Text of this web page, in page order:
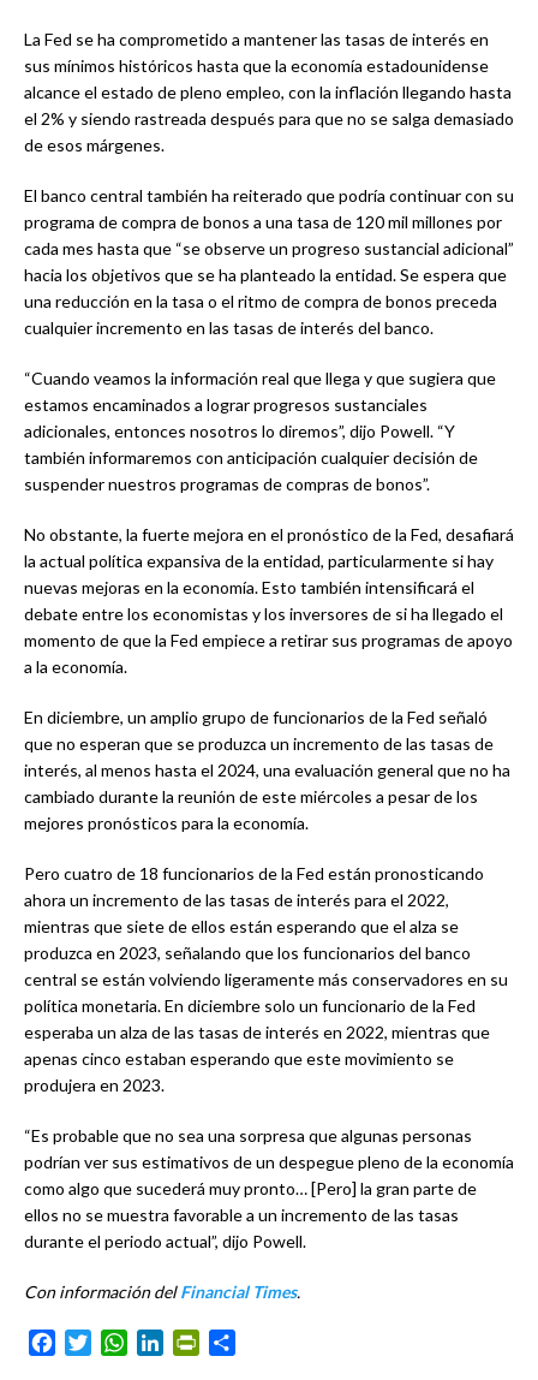
La Fed se ha comprometido a mantener las tasas de interés en
sus mínimos históricos hasta que la economía estadounidense
alcance el estado de pleno empleo, con la inflación llegando hasta
el 2% y siendo rastreada después para que no se salga demasiado
de esos márgenes.
El banco central también ha reiterado que podría continuar con su
programa de compra de bonos a una tasa de 120 mil millones por
cada mes hasta que “se observe un progreso sustancial adicional”
hacia los objetivos que se ha planteado la entidad. Se espera que
una reducción en la tasa o el ritmo de compra de bonos preceda
cualquier incremento en las tasas de interés del banco.
“Cuando veamos la información real que llega y que sugiera que
estamos encaminados a lograr progresos sustanciales
adicionales, entonces nosotros lo diremos”, dijo Powell. “Y
también informaremos con anticipación cualquier decisión de
suspender nuestros programas de compras de bonos”.
No obstante, la fuerte mejora en el pronóstico de la Fed, desafiará
la actual política expansiva de la entidad, particularmente si hay
nuevas mejoras en la economía. Esto también intensificará el
debate entre los economistas y los inversores de si ha llegado el
momento de que la Fed empiece a retirar sus programas de apoyo
a la economía.
En diciembre, un amplio grupo de funcionarios de la Fed señaló
que no esperan que se produzca un incremento de las tasas de
interés, al menos hasta el 2024, una evaluación general que no ha
cambiado durante la reunión de este miércoles a pesar de los
mejores pronósticos para la economía.
Pero cuatro de 18 funcionarios de la Fed están pronosticando
ahora un incremento de las tasas de interés para el 2022,
mientras que siete de ellos están esperando que el alza se
produzca en 2023, señalando que los funcionarios del banco
central se están volviendo ligeramente más conservadores en su
política monetaria. En diciembre solo un funcionario de la Fed
esperaba un alza de las tasas de interés en 2022, mientras que
apenas cinco estaban esperando que este movimiento se
produjera en 2023.
“Es probable que no sea una sorpresa que algunas personas
podrían ver sus estimativos de un despegue pleno de la economía
como algo que sucederá muy pronto… [Pero] la gran parte de
ellos no se muestra favorable a un incremento de las tasas
durante el periodo actual”, dijo Powell.
Con información delFinancial Times.
Facebook
TwitterWhatsApp
LinkedInPrintFriendly